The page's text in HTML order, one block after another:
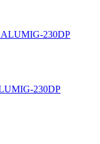
230DP